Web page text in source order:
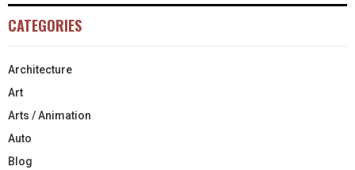
CATEGORIES
Architecture
Art
Arts / Animation
Auto
Blog